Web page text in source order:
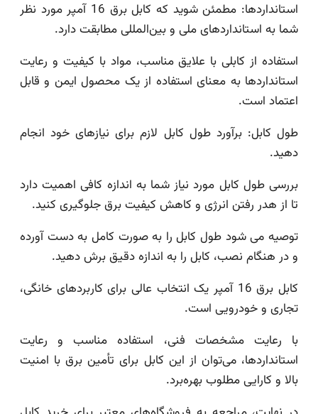
استانداردها: مطمئن شوید که کابل برق 16 آمپر مورد نظر
شما به استانداردهای ملی و بین‌المللی مطابقت دارد.
استفاده از کابلی با علایق مناسب، مواد با کیفیت و رعایت
استانداردها به معنای استفاده از یک محصول ایمن و قابل
اعتماد است.
طول کابل: برآورد طول کابل لازم برای نیازهای خود انجام
دهید.
بررسی طول کابل مورد نیاز شما به اندازه کافی اهمیت دارد
تا از هدر رفتن انرژی و کاهش کیفیت برق جلوگیری کنید.
توصیه می شود طول کابل را به صورت کامل به دست آورده
و در هنگام نصب، کابل را به اندازه دقیق برش دهید.
کابل برق 16 آمپر یک انتخاب عالی برای کاربردهای خانگی،
تجاری و خودرویی است.
با رعایت مشخصات فنی، استفاده مناسب و رعایت
استانداردها، می‌توان از این کابل برای تأمین برق با امنیت
بالا و کارایی مطلوب بهره‌برد.